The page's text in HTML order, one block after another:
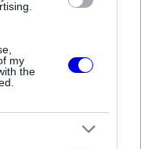
my
the
dolgoztunk, ami
a tapadási
Őszintén